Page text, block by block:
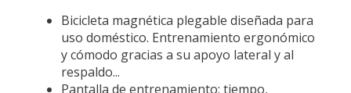
Bicicleta magnética plegable diseñada para
uso doméstico. Entrenamiento ergonómico
y cómodo gracias a su apoyo lateral y al
respaldo...
Pantalla de entrenamiento: tiempo,